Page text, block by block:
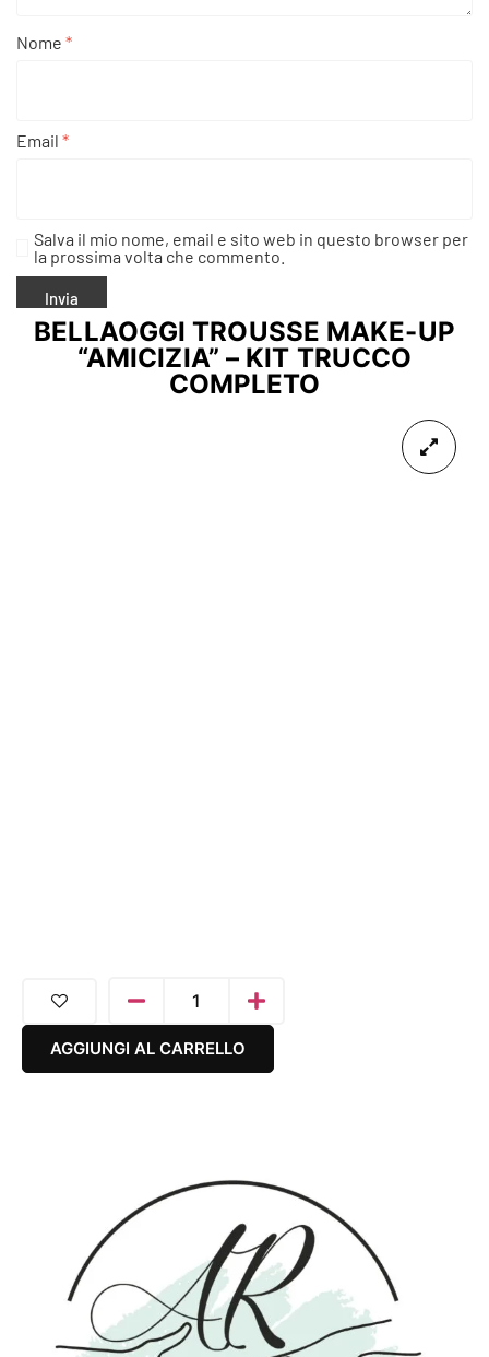
Nome *
Email *
Salva il mio nome, email e sito web in questo browser per
la prossima volta che commento.
BELLAOGGI TROUSSE MAKE-UP
“AMICIZIA” – KIT TRUCCO
COMPLETO
AGGIUNGI AL CARRELLO